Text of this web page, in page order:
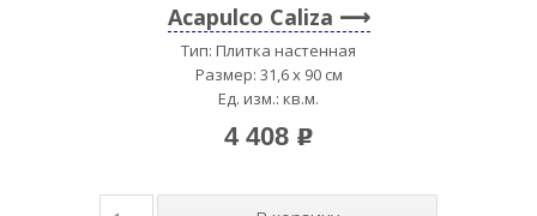
Acapulco Caliza
Тип: Плитка настенная
Размер: 31,6 x 90 см
Ед. изм.: кв.м.
4 408 p